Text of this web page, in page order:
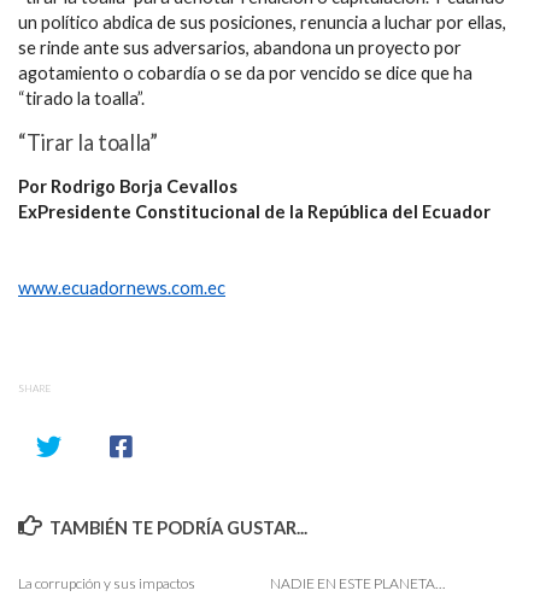
un político abdica de sus posiciones, renuncia a luchar por ellas,
se rinde ante sus adversarios, abandona un proyecto por
agotamiento o cobardía o se da por vencido se dice que ha
“tirado la toalla”.
“Tirar la toalla”
Por Rodrigo Borja Cevallos
ExPresidente Constitucional de la República del Ecuador
www.ecuadornews.com.ec
SHARE
TAMBIÉN TE PODRÍA GUSTAR...
La corrupción y sus impactos NADIE EN ESTE PLANETA…